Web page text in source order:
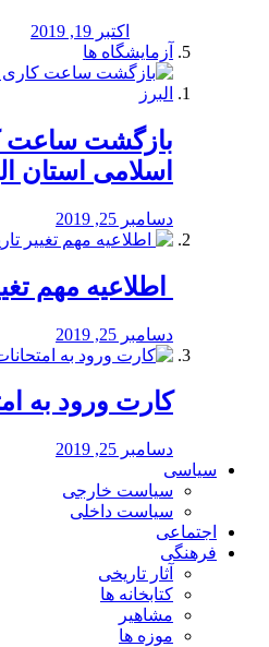
اکتبر 19, 2019
آزمایشگاه ها
بازگشت ساعت
اسلامی استان
دسامبر 25, 2019
اطلاعیه مهم
دسامبر 25, 2019
کارت ورود به
دسامبر 25, 2019
سیاسی
سیاست خارجی
سیاست داخلی
اجتماعی
فرهنگی
آثار تاریخی
کتابخانه ها
مشاهیر
موزه ها